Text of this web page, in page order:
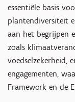
essentiële basis
plantendiversiteit
aan het begrijpen
zoals
voedselzekerheid,
engagementen,
Framework en de